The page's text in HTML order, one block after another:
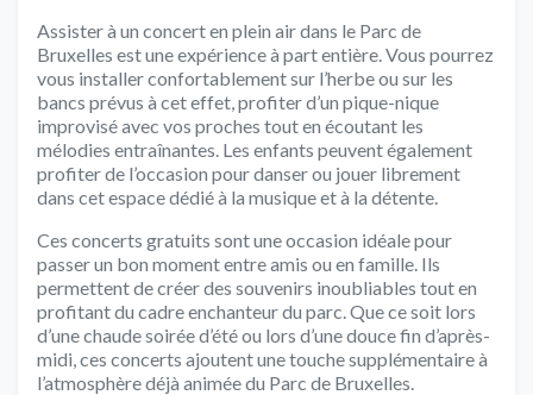
Assister à un concert en plein air dans le Parc de
Bruxelles est une expérience à part entière. Vous pourrez
vous installer confortablement sur l’herbe ou sur les
bancs prévus à cet effet, profiter d’un pique-nique
improvisé avec vos proches tout en écoutant les
mélodies entraînantes. Les enfants peuvent également
profiter de l’occasion pour danser ou jouer librement
dans cet espace dédié à la musique et à la détente.
Ces concerts gratuits sont une occasion idéale pour
passer un bon moment entre amis ou en famille. Ils
permettent de créer des souvenirs inoubliables tout en
profitant du cadre enchanteur du parc. Que ce soit lors
d’une chaude soirée d’été ou lors d’une douce fin d’après-
midi, ces concerts ajoutent une touche supplémentaire à
l’atmosphère déjà animée du Parc de Bruxelles.